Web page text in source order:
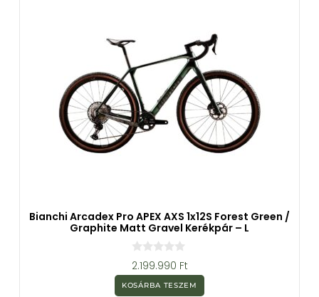
Bianchi Arcadex Pro APEX AXS 1x12S Forest Green /
Graphite Matt Gravel Kerékpár – L
0
a
z
5
2.199.990 Ft
KOSÁRBA TESZEM